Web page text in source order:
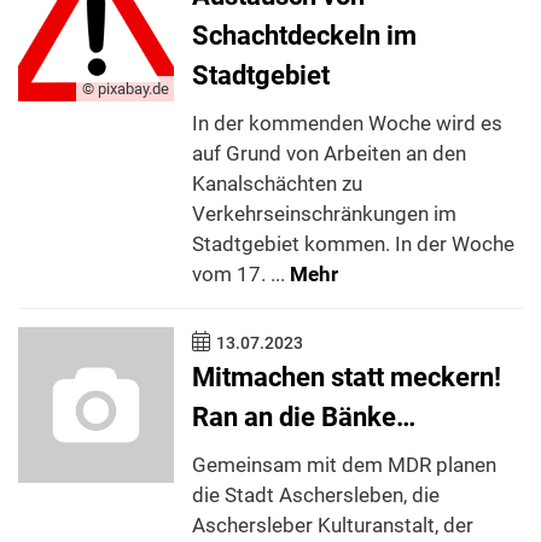
© pixabay.de
Schachtdeckeln im
Stadtgebiet
In der kommenden Woche wird es
auf Grund von Arbeiten an den
Kanalschächten zu
Verkehrseinschränkungen im
Stadtgebiet kommen. In der Woche
vom 17. ... Mehr
13.07.2023
Mitmachen statt meckern!
Ran an die Bänke…
Gemeinsam mit dem MDR planen
die Stadt Aschersleben, die
Aschersleber Kulturanstalt, der